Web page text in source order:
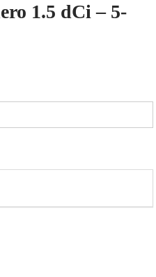
1.5 dCi – 5-